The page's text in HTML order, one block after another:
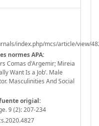
index.php/mcs/article/view/
normes APA:
Comas d'Argemir; Mireia
Want Is a Job’. Male
Masculinities And Social
origial:
9 (2): 207-234